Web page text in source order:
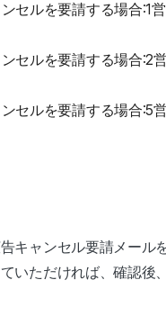
セルを要請する場合:1
セルを要請する場合:2
セルを要請する場合:5
キャンセル要請メール
いただければ、確認後